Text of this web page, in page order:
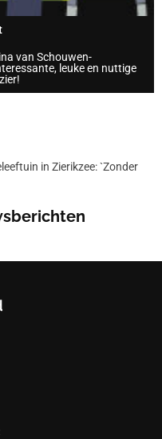
van Schouwen-
leuke en nuttige
in Zierikzee: `Zonder